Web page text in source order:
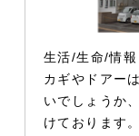
生活/生命/情報
カギやドアー
いでしょうか
けております。